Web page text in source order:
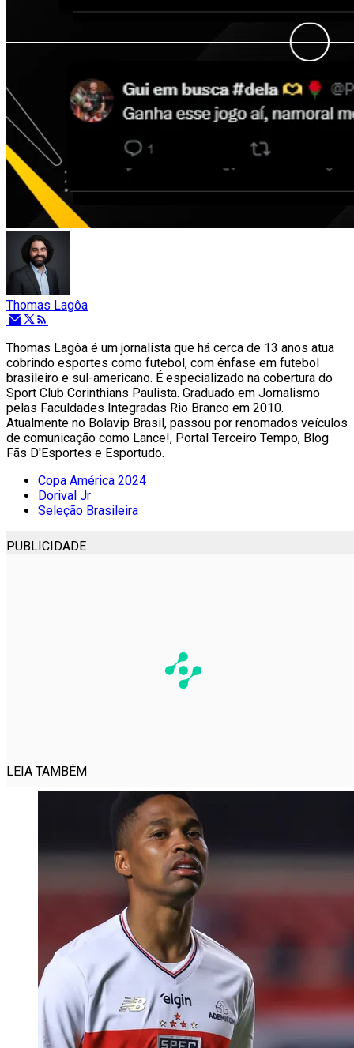
Thomas Lagôa
Thomas Lagôa é um jornalista que há cerca de 13 anos atua
cobrindo esportes como futebol, com ênfase em futebol
brasileiro e sul-americano. É especializado na cobertura do
Sport Club Corinthians Paulista. Graduado em Jornalismo
pelas Faculdades Integradas Rio Branco em 2010.
Atualmente no Bolavip Brasil, passou por renomados veículos
de comunicação como Lance!, Portal Terceiro Tempo, Blog
Fãs D'Esportes e Esportudo.
Copa América 2024
Dorival Jr
Seleção Brasileira
PUBLICIDADE
LEIA TAMBÉM